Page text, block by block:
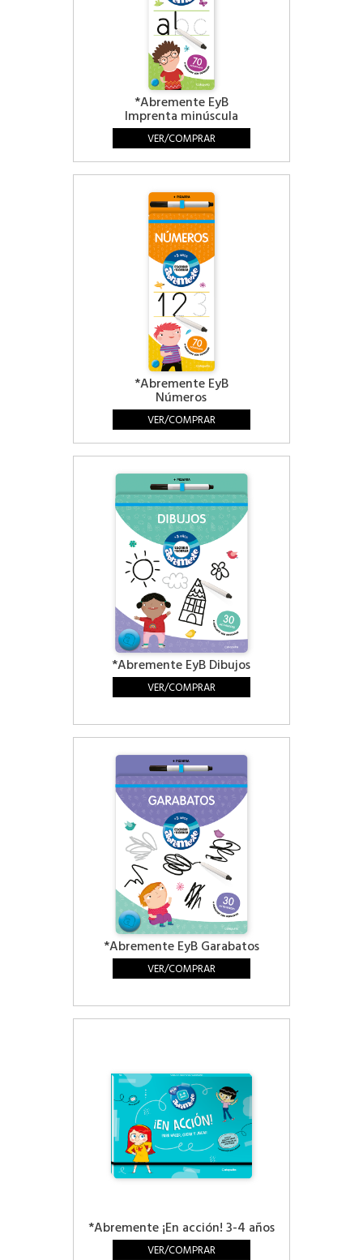
*Abremente EyB
Imprenta minúscula
VER/COMPRAR
*Abremente EyB
Números
VER/COMPRAR
*Abremente EyB Dibujos
VER/COMPRAR
*Abremente EyB Garabatos
VER/COMPRAR
*Abremente ¡En acción! 3-4 años
VER/COMPRAR